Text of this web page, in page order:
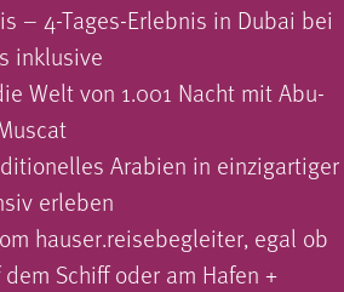
– 4-Tages-Erlebnis in Dubai bei
inklusive
Welt von 1.001 Nacht mit Abu-
Arabien in einzigartiger
erleben
hauser.reisebegleiter, egal ob
Schiff oder am Hafen +